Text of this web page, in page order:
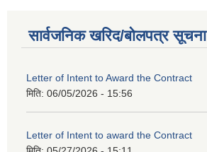
सार्वजनिक खरिद/बोलपत्र सूचना
Letter of Intent to Award the Contract
मिति: 06/05/2026 - 15:56
Letter of Intent to award the Contract